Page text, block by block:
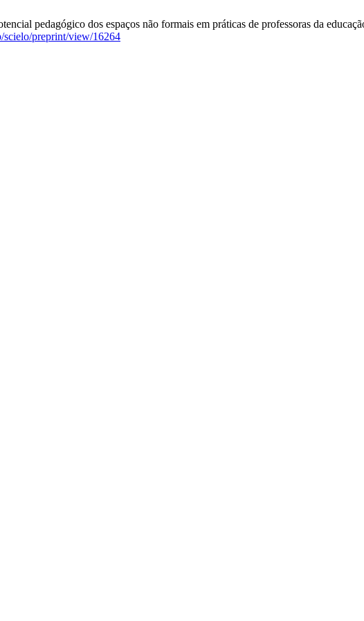
pedagógico dos espaços não formais em práticas de professoras da
scielo/preprint/view/16264